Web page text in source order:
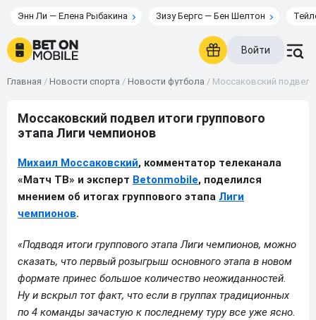
Энн Ли — Елена Рыбакина Зизу Бергс — Бен Шелтон
Войти
Главная / Новости спорта / Новости футбола / Моссаковский подвел
Моссаковский подвел итоги группового
этапа Лиги чемпионов
Михаил Моссаковский, комментатор телеканала
«Матч ТВ» и эксперт Betonmobile, поделился
мнением об итогах группового этапа Лиги
чемпионов.
«Подводя итоги группового этапа Лиги чемпионов, можно
сказать, что первый розыгрыш основного этапа в новом
формате принес большое количество неожиданностей.
Ну и вскрыл тот факт, что если в группах традиционных
по 4 команды зачастую к последнему туру все уже ясно.